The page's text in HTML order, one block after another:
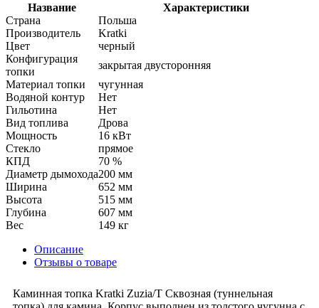
Название
Характеристики
Страна
Польша
Производитель
Kratki
Цвет
черный
Конфигурация
топки
закрытая двусторонняя
Материал топки
чугунная
Водяной контур
Нет
Гильотина
Нет
Вид топлива
Дрова
Мощность
16 кВт
Стекло
прямое
КПД
70 %
Диаметр дымохода200 мм
Ширина
652 мм
Высота
515 мм
Глубина
607 мм
Вес
149 кг
Описание
Отзывы о товаре
Каминная топка Kratki Zuzia/T Сквозная (туннельная